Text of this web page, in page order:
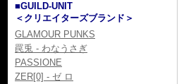
■GUILD-UNIT
＜クリエイターズブランド＞
GLAMOUR PUNKS
罠兎 - わなうさぎ
PASSIONE
ZER[0] - ゼ ロ